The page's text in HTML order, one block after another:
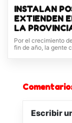
INSTALAN
EXTIENDEN
LA
Por el crecimiento
fin de año, la gente
Escribir